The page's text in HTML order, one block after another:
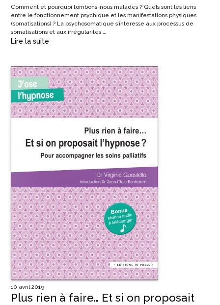
Comment et pourquoi tombons-nous malades ? Quels sont les liens
entre le fonctionnement psychique et les manifestations physiques
(somatisations) ? La psychosomatique s’intéresse aux processus de
somatisations et aux irrégularités …
Lire la suite
10 avril 2019
Plus rien à faire… Et si on proposait